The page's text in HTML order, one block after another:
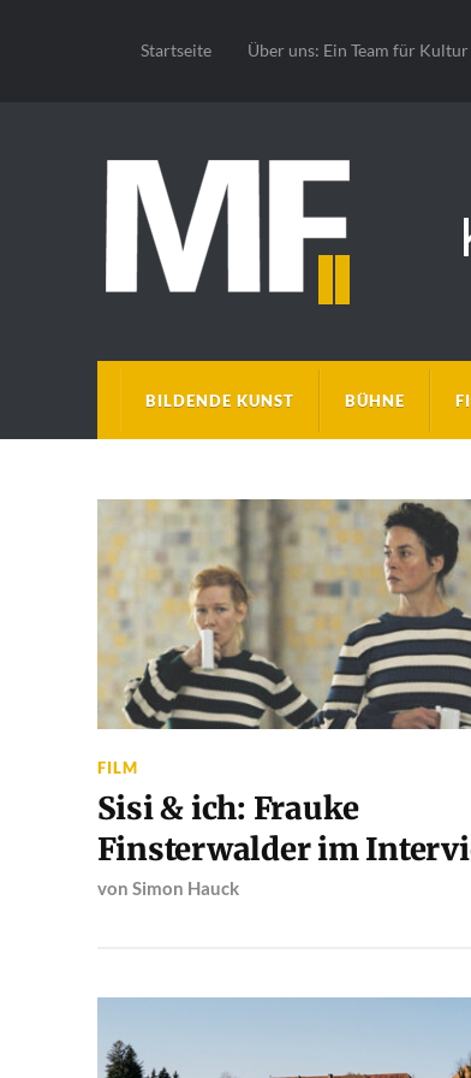
Startseite Über uns: Ein Team für Kultur
BILDENDE KUNST BÜHNE
FILM
Sisi & ich: Frauke
Finsterwalder im
von Simon Hauck